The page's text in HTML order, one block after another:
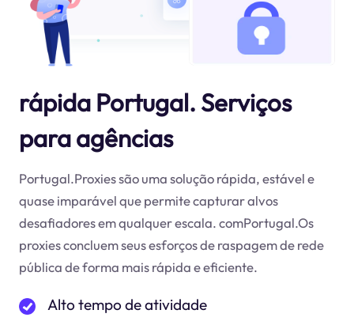
rápida Portugal. Serviços
para agências
Portugal.Proxies são uma solução rápida, estável e
quase imparável que permite capturar alvos
desafiadores em qualquer escala. comPortugal.Os
proxies concluem seus esforços de raspagem de rede
pública de forma mais rápida e eficiente.
Alto tempo de atividade